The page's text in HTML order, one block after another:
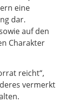
eine
dar.
auf den
Charakter
reicht“,
vermerkt